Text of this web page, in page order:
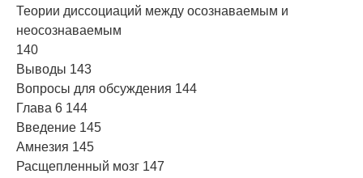
Теории диссоциаций между осознаваемым и
неосознаваемым
140
Выводы 143
Вопросы для обсуждения 144
Глава 6 144
Введение 145
Амнезия 145
Расщепленный мозг 147